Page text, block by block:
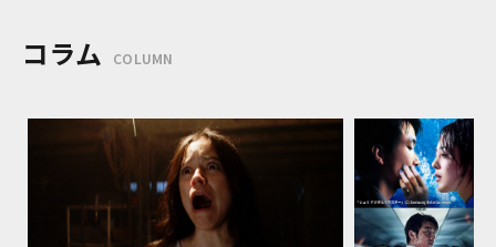
コラム COLUMN